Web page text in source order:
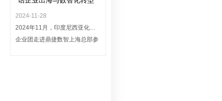
的双向驱动
2024-11-28
2024年11月，印度尼西亚化工
企业团走进鼎捷数智上海总部参